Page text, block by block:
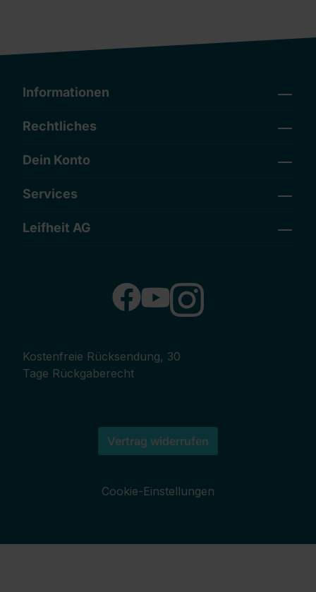
Informationen
Rechtliches
Dein Konto
Services
Leifheit AG
Kostenfreie Rücksendung, 30
Tage Rückgaberecht
Vertrag widerrufen
Cookie-Einstellungen